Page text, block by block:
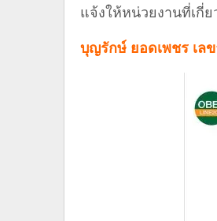
แจ้งให้หน่วยงานที่เกี่
บุญรักษ์ ยอดเพชร เล